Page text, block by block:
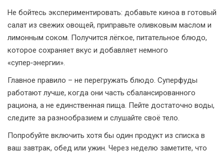
Не бойтесь экспериментировать: добавьте киноа в готовый
салат из свежих овощей, приправьте оливковым маслом и
лимонным соком. Получится лёгкое, питательное блюдо,
которое сохраняет вкус и добавляет немного
«супер‑энергии».
Главное правило – не перегружать блюдо. Суперфуды
работают лучше, когда они часть сбалансированного
рациона, а не единственная пища. Пейте достаточно воды,
следите за разнообразием и слушайте своё тело.
Попробуйте включить хотя бы один продукт из списка в
ваш завтрак, обед или ужин. Через неделю заметите, что